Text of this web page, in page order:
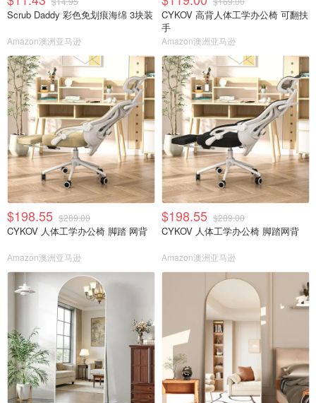
Scrub Daddy 彩色免划痕海绵 3块装
Amazon澳洲亚马逊
CYKOV 高背人体工学办公椅 可翻扶
手
Amazon澳洲亚马逊
$198.55 $289.00
CYKOV 人体工学办公椅 脚踏 网背
Amazon澳洲亚马逊
$198.55 $289.00
CYKOV 人体工学办公椅 脚踏网背
Amazon澳洲亚马逊